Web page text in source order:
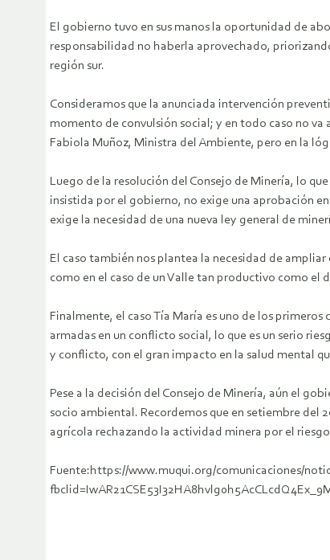
El gobierno tuvo en sus manos la oportunidad de
responsabilidad no haberla aprovechado,
región sur.
Consideramos que la anunciada intervención
momento de convulsión social; y en todo caso no
Fabiola Muñoz, Ministra del Ambiente, pero en la
Luego de la resolución del Consejo de Minería, lo
insistida por el gobierno, no exige una aprobación
exige la necesidad de una nueva ley general de
El caso también nos plantea la necesidad de
como en el caso de un Valle tan productivo como el
Finalmente, el caso Tía María es uno de los
armadas en un conflicto social, lo que es un serio
y conflicto, con el gran impacto en la salud mental
Pese a la decisión del Consejo de Minería, aún el
socio ambiental. Recordemos que en setiembre del
agrícola rechazando la actividad minera por el
Fuente:https://www.muqui.org/comunicaciones/